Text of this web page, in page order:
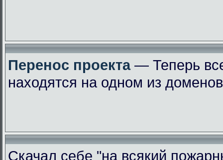
Перенос проекта— Теперь
находятся на одном из
Скачал себе "на всякий